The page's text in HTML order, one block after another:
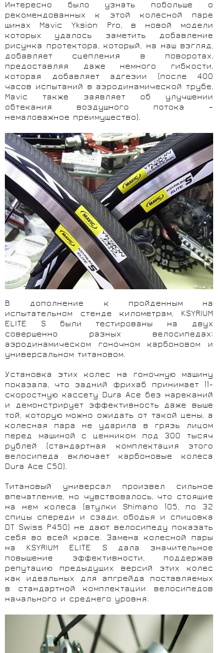
Интересно было узнать побольше о
рекомендованных к этой колесной паре
шинах Mavic Yksion Pro, в новой модели
которых удалось заметить добавление
рисунка протектора, который, на наш взгляд,
добавляет сцепления в поворотах,
предоставляя даже немного гибкости,
которая добавляет адгезии (после 400
часов испытаний в аэродинамической трубе,
Mavic также заявляет об улучшении
обтекания воздушного потока –
немаловажное преимущество).
В дополнение к пройденным на
испытательном стенде километрам, KSYRIUM
ELITE S были тестированы на двух
совершенно разных велосипедах:
аэродинамическом гоночном карбоновом и
универсальном титановом.
Установка этих колес на гоночную машину
показала, что задний фрихаб принимает 11-
скоростную кассету Dura Ace без нареканий
и демонстрирует эффективность даже выше
той, которую можно ожидать от такой цены, а
колесная пара не ударила в грязь лицом
перед машиной с ценником под 300 тысяч
рублей (стандартная комплектация этого
велосипеда включает карбоновые колеса
Dura Ace C50).
Титановый универсал произвел сильное
впечатление, но чувствовалось, что стоящие
на нем колеса (втулки Shimano 105, по 32
спицы спереди и сзади, ободья и спицовка
DT Swiss Р450) не дают велосипеду показать
себя во всей красе. Замена колесной пары
на KSYRIUM ELITE Sдала значительное
повышение эффективности, поддержав
репутацию предыдущих версий этих колес
как идеальных для апгрейда поставляемых
в стандартной комплектации велосипедов
начального и среднего уровня.